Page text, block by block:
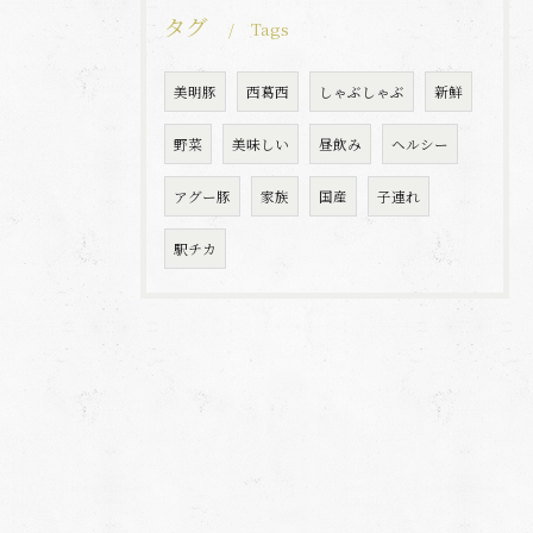
タグ Tags
美明豚 西葛西 しゃぶしゃぶ 新鮮
野菜 美味しい 昼飲み ヘルシー
アグー豚 家族 国産 子連れ
駅チカ